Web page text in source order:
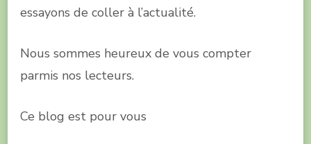
essayons de coller à l’actualité.
Nous sommes heureux de vous compter
parmis nos lecteurs.
Ce blog est pour vous